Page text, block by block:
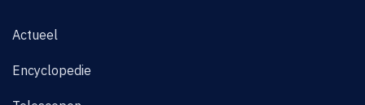
Actueel
Encyclopedie